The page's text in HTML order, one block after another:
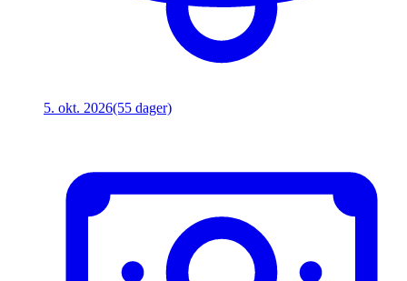
5. okt. 2026(55 dager)